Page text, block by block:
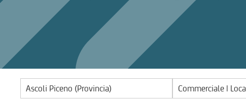
Commerciale |